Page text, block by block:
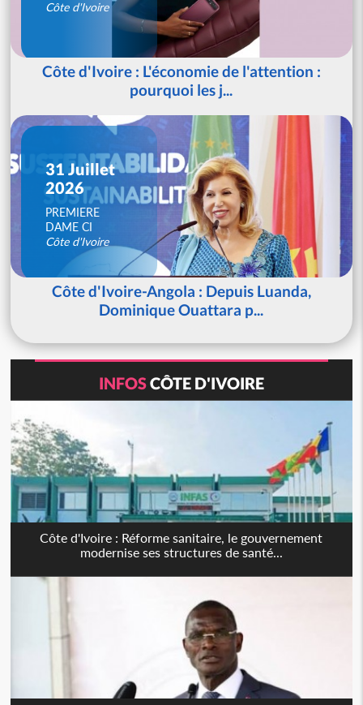
Côte d'Ivoire
Côte d'Ivoire : L'économie de l'attention :
pourquoi les j...
31 Juillet
2026
PREMIERE
DAME CI
Côte d'Ivoire
Côte d'Ivoire-Angola : Depuis Luanda,
Dominique Ouattara p...
INFOSCÔTE D'IVOIRE
Côte d'Ivoire : Réforme sanitaire, le gouvernement
modernise ses structures de santé...